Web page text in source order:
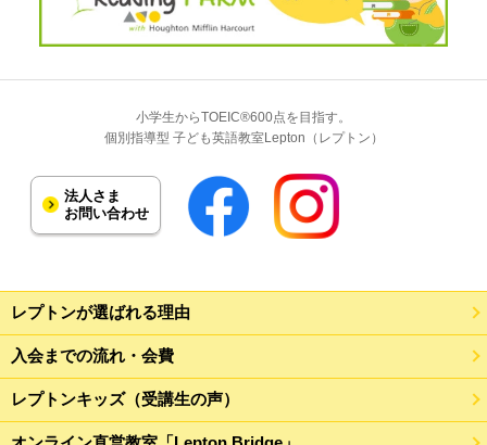
小学生からTOEIC®600点を目指す。
個別指導型 子ども英語教室Lepton（レプトン）
法人さま
お問い合わせ
レプトンが選ばれる理由
入会までの流れ・会費
レプトンキッズ（受講生の声）